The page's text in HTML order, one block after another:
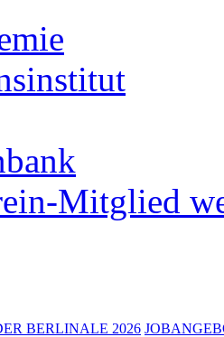
Mitglied
BERLINALE 2026